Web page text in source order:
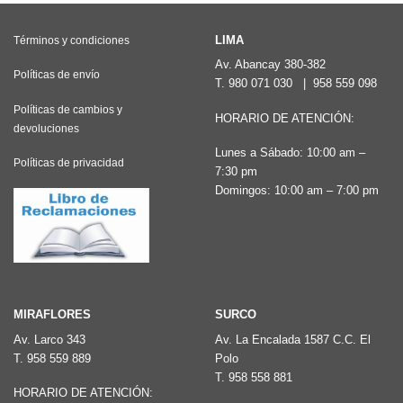
Las
pueden
en
la
página
de
producto
opciones
se
pueden
en
la
Términos y condiciones
Políticas de envío
Políticas de cambios y
devoluciones
Políticas de privacidad
LIMA
Av. Abancay 380-382
T. 980 071 030 958 559 098
HORARIO DE ATENCIÓN:
Lunes a Sábado: 10:00 am –
7:30 pm
Domingos: 10:00 am – 7:00 pm
MIRAFLORES
Av. Larco 343
T. 958 559 889
HORARIO DE ATENCIÓN:
SURCO
Av. La Encalada 1587 C.C. El
Polo
T. 958 558 881